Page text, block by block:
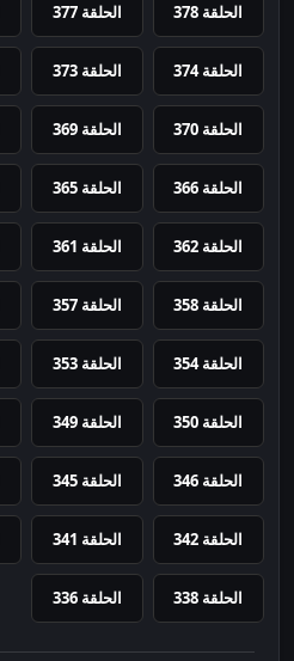
الحلقة 378 الحلقة 377
الحلقة 374 الحلقة 373
الحلقة 370 الحلقة 369
الحلقة 366 الحلقة 365
الحلقة 362 الحلقة 361
الحلقة 358 الحلقة 357
الحلقة 354 الحلقة 353
الحلقة 350 الحلقة 349
الحلقة 346 الحلقة 345
الحلقة 342 الحلقة 341
الحلقة 338 الحلقة 336